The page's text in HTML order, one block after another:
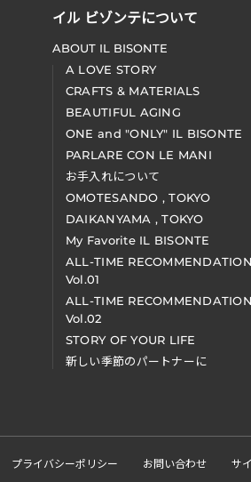
イル ビゾンテについて
ABOUT IL BISONTE
A LOVE STORY
CRAFTS & MATERIALS
BEAUTIFUL AGING
ONE and "ONLY" IL BISONTE
PARLARE CON LE MANI
お手入れについて
OMOTESANDO , TOKYO
DAIKANYAMA , TOKYO
My Favorite IL BISONTE
ALL-TIME
Vol.01
ALL-TIME
Vol.02
STORY OF YOUR LIFE
新しい季節のパートナーに
プライバシーポリシー お問い合わせ サ